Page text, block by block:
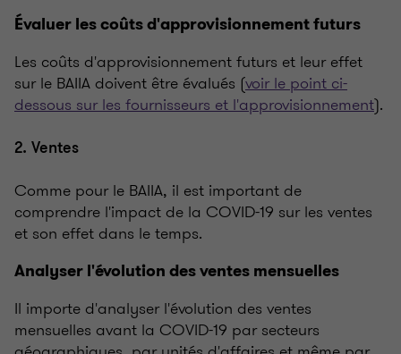
Évaluer les coûts d'approvisionnement futurs
Les coûts d'approvisionnement futurs et leur effet
sur le BAIIA doivent être évalués (voir le point ci-
dessous sur les fournisseurs et l'approvisionnement).
2. Ventes
Comme pour le BAIIA, il est important de
comprendre l'impact de la COVID-19 sur les ventes
et son effet dans le temps.
Analyser l'évolution des ventes mensuelles
Il importe d'analyser l'évolution des ventes
mensuelles avant la COVID-19 par secteurs